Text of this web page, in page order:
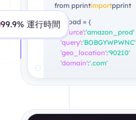
99.9% 運行時間
from pprintimportpprint
payload = {
'source':'amazon_prod'
'query':'BOBGYWPWNC'
'geo_location':'90210'
'domain':'.com'